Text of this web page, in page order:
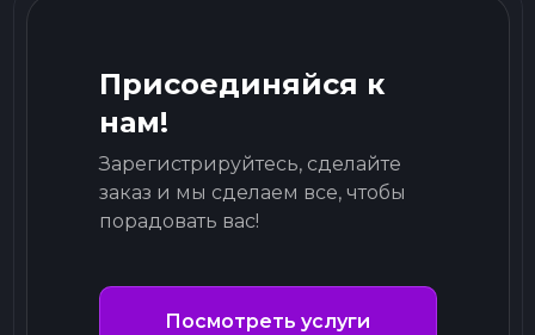
Присоединяйся к
нам!
Зарегистрируйтесь, сделайте
заказ и мы сделаем все, чтобы
порадовать вас!
Посмотреть услуги